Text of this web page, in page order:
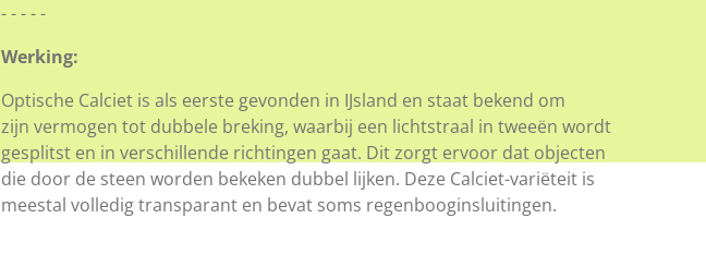
- - - - -
Werking:
Optische Calciet is als eerste gevonden in IJsland en staat bekend om
zijn vermogen tot dubbele breking, waarbij een lichtstraal in tweeën wordt
gesplitst en in verschillende richtingen gaat. Dit zorgt ervoor dat objecten
die door de steen worden bekeken dubbel lijken. Deze Calciet-variëteit is
meestal volledig transparant en bevat soms regenbooginsluitingen.